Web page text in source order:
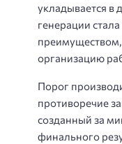
укладывается в
генерации
организацию
Порог
противоречие
созданный за
финального